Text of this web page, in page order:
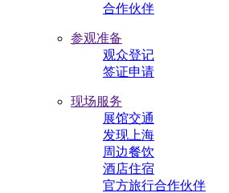
合作伙伴
参观准备
观众登记
签证申请
现场服务
展馆交通
发现上海
周边餐饮
酒店住宿
官方旅行合作伙伴